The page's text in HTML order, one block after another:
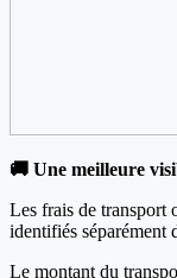
🚚 Une meilleure
Les frais de transport
identifiés séparément
Le montant du